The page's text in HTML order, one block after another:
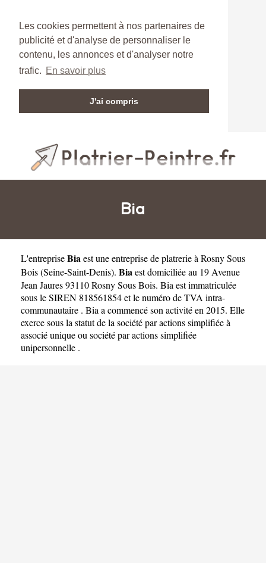
Les cookies permettent à nos partenaires de
publicité et d'analyse de personnaliser le
contenu, les annonces et d'analyser notre
trafic. En savoir plus
J'ai compris
Bia
L'entrepriseBiaest uneentreprise de platrerie à Rosny Sous
Bois(Seine-Saint-Denis). Biaest domiciliée au 19 Avenue
Jean Jaures 93110 Rosny Sous Bois. Bia est immatriculée
sous le SIREN 818561854 et le numéro de TVA intra-
communautaire . Bia a commencé son activité en 2015. Elle
exerce sous la statut de la société par actions simplifiée à
associé unique ou société par actions simplifiée
unipersonnelle .